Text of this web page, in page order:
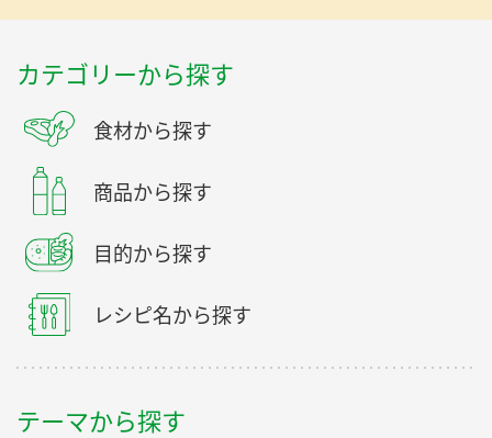
カテゴリーから探す
食材から探す
商品から探す
目的から探す
レシピ名から探す
テーマから探す